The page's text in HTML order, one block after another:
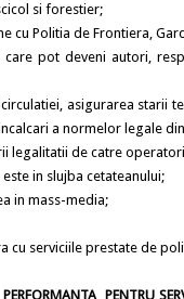
si forestier;
cu Politia de Frontiera,
pot deveni autori,
asigurarea starii
a normelor legale
legalitatii de catre
in slujba cetateanului;
in mass-media;
serviciile prestate de
PENTRU